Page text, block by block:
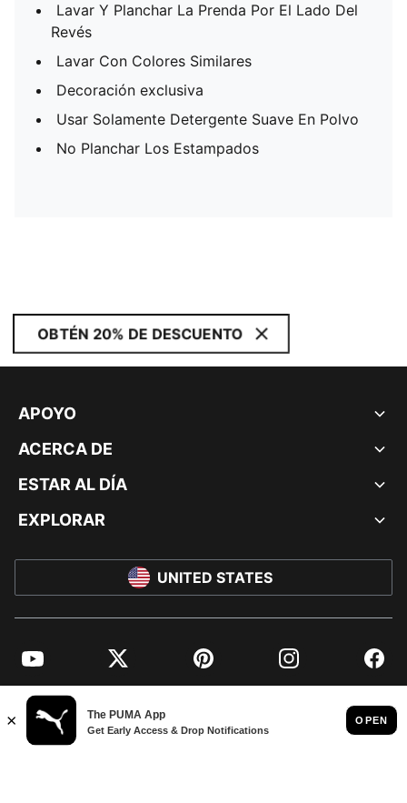
Lavar Y Planchar La Prenda Por El Lado Del
Revés
Lavar Con Colores Similares
Decoración exclusiva
Usar Solamente Detergente Suave En Polvo
No Planchar Los Estampados
OBTÉN 20% DE DESCUENTO
APOYO
ACERCA DE
ESTAR AL DÍA
EXPLORAR
UNITED STATES
YouTube Twitter Pinterest Instagram
© PUMA NORTH AMERICA, INC.
IMPRINT AND LEGAL DATA